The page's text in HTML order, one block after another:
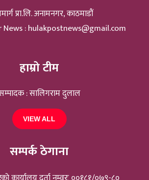
प्रा.लि. अनामनगर, काठमाडौं
News :hulakpostnews@gmail.com
हाम्रो टीम
: सालिगराम दुलाल
VIEW ALL
सम्पर्क ठेगाना